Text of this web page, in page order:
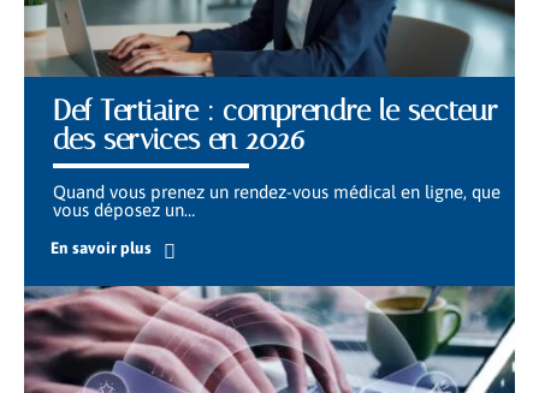
Def Tertiaire : comprendre le secteur
des services en 2026
Quand vous prenez un rendez-vous médical en ligne, que
vous déposez un…
En savoir plus